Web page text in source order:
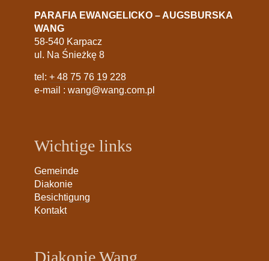
PARAFIA EWANGELICKO – AUGSBURSKA
WANG
58-540 Karpacz
ul. Na Śnieżkę 8
tel: + 48 75 76 19 228
e-mail : wang@wang.com.pl
Wichtige links
Gemeinde
Diakonie
Besichtigung
Kontakt
Diakonie Wang